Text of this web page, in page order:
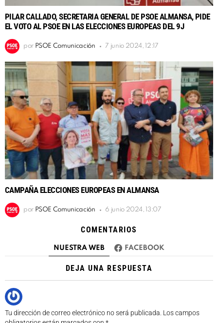
PILAR CALLADO, SECRETARIA GENERAL DE PSOE ALMANSA, PIDE
EL VOTO AL PSOE EN LAS ELECCIONES EUROPEAS DEL 9J
por PSOE Comunicación 7 junio 2024, 12:17
CAMPAÑA ELECCIONES EUROPEAS EN ALMANSA
por PSOE Comunicación 6 junio 2024, 13:07
COMENTARIOS
NUESTRA WEB FACEBOOK
DEJA UNA RESPUESTA
Tu dirección de correo electrónico no será publicada. Los campos